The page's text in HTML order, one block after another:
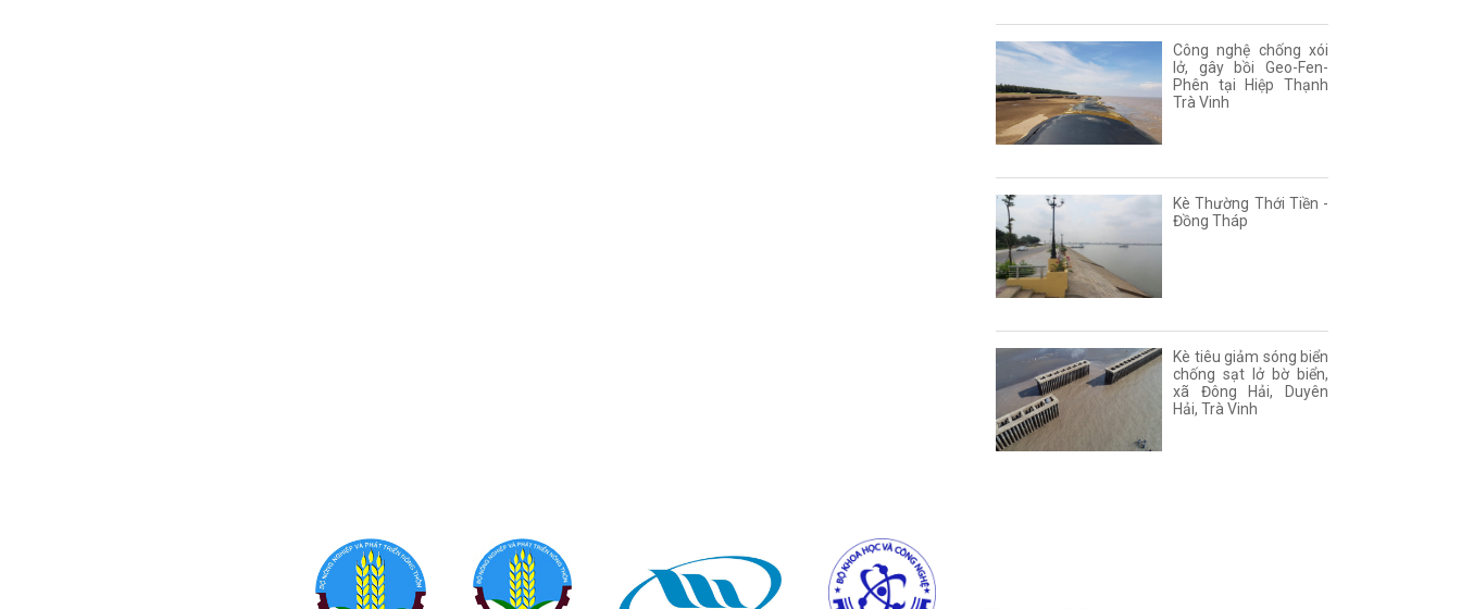
Công nghệ chống xói
lở, gây bồi Geo-Fen-
Phên tại Hiệp Thạnh
Trà Vinh
Kè Thường Thới Tiền -
Đồng Tháp
Kè tiêu giảm sóng biển
chống sạt lở bờ biển,
xã Đông Hải, Duyên
Hải, Trà Vinh